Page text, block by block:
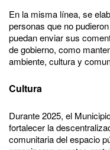
En la misma línea, se
personas que no
puedan enviar sus
de gobierno, como
ambiente, cultura y
Cultura
Durante 2025, el
fortalecer la
comunitaria del espacio